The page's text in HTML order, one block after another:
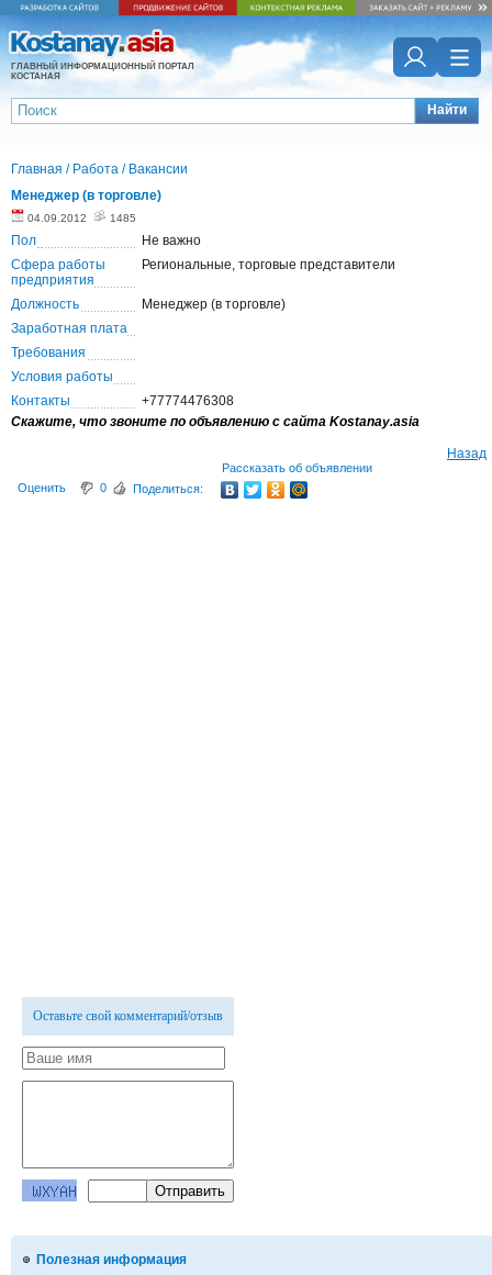
ГЛАВНЫЙ ИНФОРМАЦИОННЫЙ ПОРТАЛ
КОСТАНАЯ
Найти
Полезная информация
Главная / Работа / Вакансии
Менеджер (в торговле)
04.09.2012 1485
Пол
Не важно
Сфера работы
предприятия
Региональные, торговые представители
Должность
Менеджер (в торговле)
Заработная плата
Требования
Условия работы
Контакты
+77774476308
Скажите, что звоните по объявлению с сайта Kostanay.asia
Назад
Рассказать об объявлении
Оценить
0 Поделиться:
Оставьте свой комментарий/отзыв